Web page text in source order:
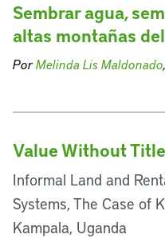
Sembrar agua,
altas montañas
PorMelinda Lis Maldonado
Value Without Title
Informal Land and
Systems, The Case of
Kampala, Uganda